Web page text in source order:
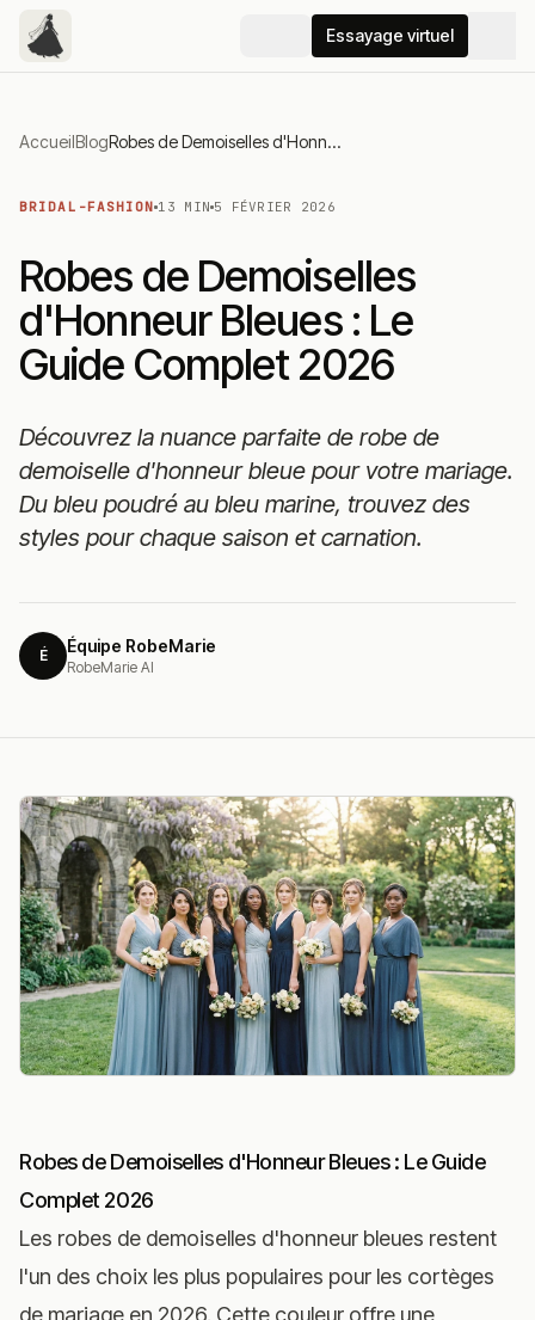
Essayage virtuel
AccueilBlog Robes de Demoiselles d'Honneur Bleues : Le Guide Complet 2026
BRIDAL-FASHION 13 MIN 5 FÉVRIER 2026
Robes de Demoiselles
d'Honneur Bleues : Le
Guide Complet 2026
Découvrez la nuance parfaite de robe de
demoiselle d'honneur bleue pour votre mariage.
Du bleu poudré au bleu marine, trouvez des
styles pour chaque saison et carnation.
É Équipe RobeMarie
RobeMarie AI
Robes de Demoiselles d'Honneur Bleues : Le Guide
Complet 2026
Les robes de demoiselles d'honneur bleues restent
l'un des choix les plus populaires pour les cortèges
de mariage en 2026. Cette couleur offre une